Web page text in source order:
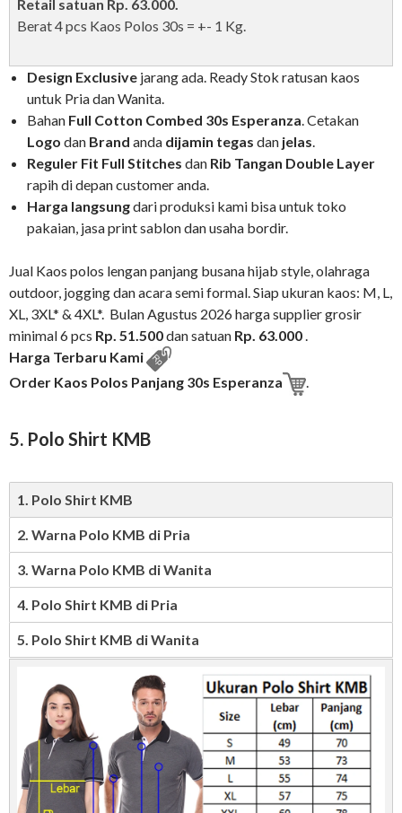
Retail satuan Rp. 63.000.
Berat 4 pcs Kaos Polos 30s = +- 1 Kg.
Design Exclusive jarang ada. Ready Stok ratusan kaos
untuk Pria dan Wanita.
Bahan Full Cotton Combed 30s Esperanza. Cetakan
Logo dan Brand anda dijamin tegas dan jelas.
Reguler Fit Full Stitches dan Rib Tangan Double Layer
rapih di depan customer anda.
Harga langsungdari produksi kami bisa untuk toko
pakaian, jasa print sablon dan usaha bordir.
Jual Kaos polos lengan panjang busana hijab style, olahraga
outdoor, jogging dan acara semi formal. Siap ukuran kaos: M, L,
XL, 3XL* & 4XL*. Bulan Agustus 2026 harga supplier grosir
minimal 6 pcs Rp. 51.500dan satuan Rp. 63.000.
Harga Terbaru Kami
Order Kaos Polos Panjang 30s Esperanza
.
5. Polo Shirt KMB
1. Polo Shirt KMB
2. Warna Polo KMB di Pria
3. Warna Polo KMB di Wanita
4. Polo Shirt KMB di Pria
5. Polo Shirt KMB di Wanita